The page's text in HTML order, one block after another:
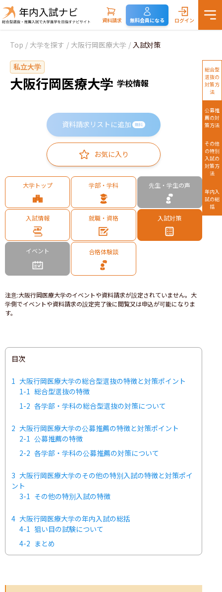
資料請求 無料会員になる ログイン
Top / 大学を探す / 大阪行岡医療大学 / 入試対策
私立大学
大阪行岡医療大学 学校情報
資料請求リストに追加 無料
お気に入り
大学トップ 学部・学科 先生・学生の声
入試情報 就職・資格 入試対策
イベント 合格体験談
注意:大阪行岡医療大学のイベントや資料請求が設定されていません。大
学側でイベントや資料請求の設定完了後に閲覧又は申込が可能になりま
す。
目次
1 大阪行岡医療大学の総合型選抜の特徴と対策ポイント
1-1 総合型選抜の特徴
1-2 各学部・学科の総合型選抜の対策について
2 大阪行岡医療大学の公募推薦の特徴と対策ポイント
2-1 公募推薦の特徴
2-2 各学部・学科の公募推薦の対策について
3 大阪行岡医療大学のその他の特別入試の特徴と対策ポイ
ント
3-1 その他の特別入試の特徴
4 大阪行岡医療大学の年内入試の総括
4-1 狙い目の試験について
4-2 まとめ
総合型
選抜の
対策方
法
公募推
薦の対
策方法
その他
の特別
入試の
対策方
法
年内入
試の総
括